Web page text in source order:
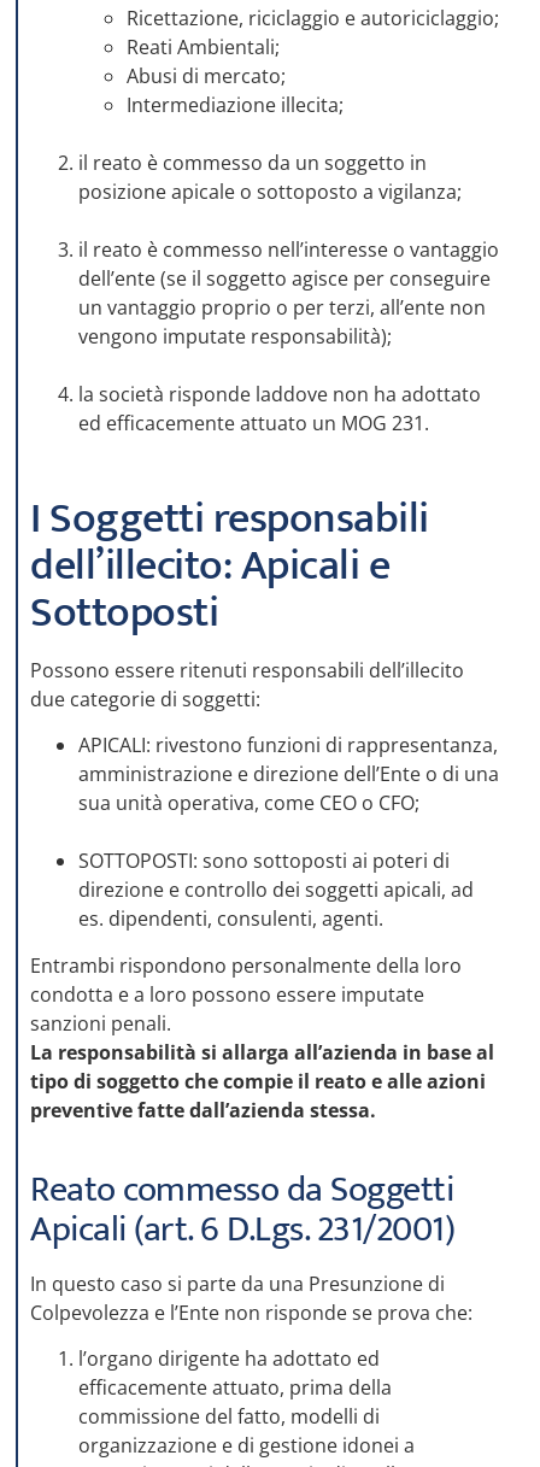
Ricettazione, riciclaggio e autoriciclaggio;
Reati Ambientali;
Abusi di mercato;
Intermediazione illecita;
il reato è commesso da un soggetto in
posizione apicale o sottoposto a vigilanza;
il reato è commesso nell’interesse o vantaggio
dell’ente (se il soggetto agisce per conseguire
un vantaggio proprio o per terzi, all’ente non
vengono imputate responsabilità);
la società risponde laddove non ha adottato
ed efficacemente attuato un MOG 231.
I Soggetti responsabili
dell’illecito: Apicali e
Sottoposti
Possono essere ritenuti responsabili dell’illecito
due categorie di soggetti:
APICALI: rivestono funzioni di rappresentanza,
amministrazione e direzione dell’Ente o di una
sua unità operativa, come CEO o CFO;
SOTTOPOSTI: sono sottoposti ai poteri di
direzione e controllo dei soggetti apicali, ad
es. dipendenti, consulenti, agenti.
Entrambi rispondono personalmente della loro
condotta e a loro possono essere imputate
sanzioni penali.
La responsabilità si allarga all’azienda in base al
tipo di soggetto che compie il reato e alle azioni
preventive fatte dall’azienda stessa.
Reato commesso da Soggetti
Apicali (art. 6 D.Lgs. 231/2001)
In questo caso si parte da una Presunzione di
Colpevolezza e l’Ente non risponde se prova che:
l’organo dirigente ha adottato ed
efficacemente attuato, prima della
commissione del fatto, modelli di
organizzazione e di gestione idonei a